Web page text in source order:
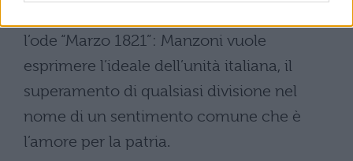
l’ode “Marzo 1821”: Manzoni vuole
esprimere l’ideale dell’unità italiana, il
superamento di qualsiasi divisione nel
nome di un sentimento comune che è
l’amore per la patria.